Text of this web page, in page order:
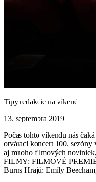
Tipy redakcie na víkend
13. septembra 2019
Počas tohto víkendu nás
otvárací koncert 100. sezóny
aj mnoho filmových
FILMY: FILMOVÉ
Burns Hrajú: Emily